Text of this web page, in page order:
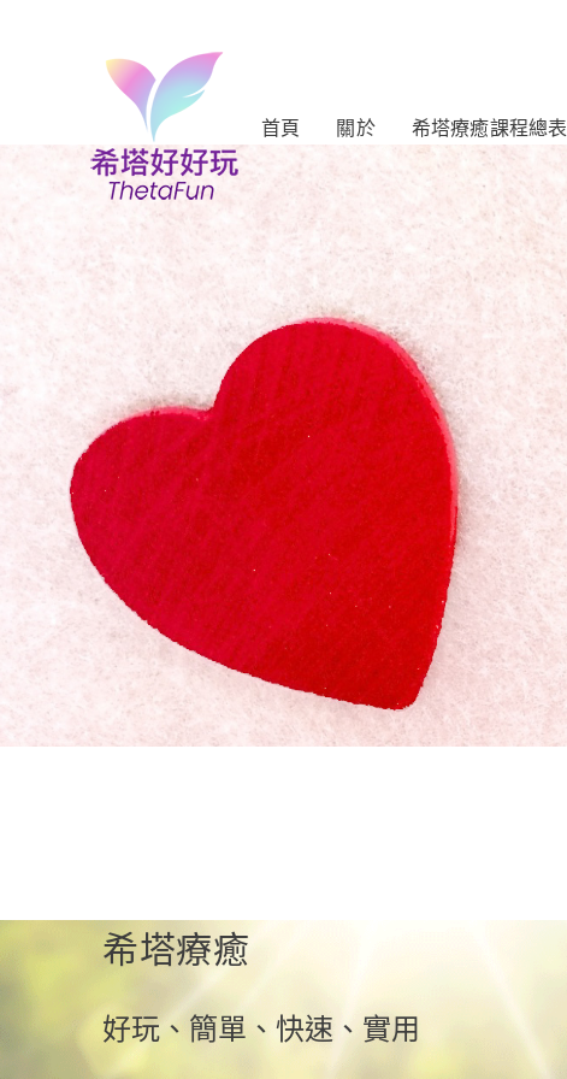
首頁 關於 希塔療癒課程總表
希塔療癒
好玩、簡單、快速、實用